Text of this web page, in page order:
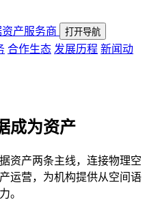
产服务商
打开导航
合作生态 发展历程 新闻动
成为资产
资产两条主线，连接物理空
运营，为机构提供从空间语
。